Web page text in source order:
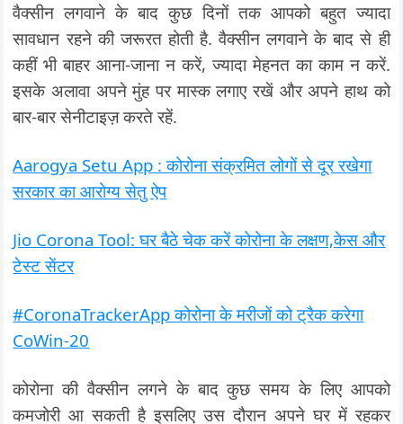
वैक्सीन लगवाने के बाद कुछ दिनों तक आपको बहुत ज्यादा
सावधान रहने की जरूरत होती है. वैक्सीन लगवाने के बाद से ही
कहीं भी बाहर आना-जाना न करें, ज्यादा मेहनत का काम न करें.
इसके अलावा अपने मुंह पर मास्क लगाए रखें और अपने हाथ को
बार-बार सेनीटाइज़ करते रहें.
Aarogya Setu App : कोरोना संक्रमित लोगों से दूर रखेगा
सरकार का आरोग्य सेतु ऐप
Jio Corona Tool: घर बैठे चेक करें कोरोना के लक्षण,केस और
टेस्ट सेंटर
#CoronaTrackerApp कोरोना के मरीजों को ट्रैक करेगा
CoWin-20
कोरोना की वैक्सीन लगने के बाद कुछ समय के लिए आपको
कमजोरी आ सकती है इसलिए उस दौरान अपने घर में रहकर